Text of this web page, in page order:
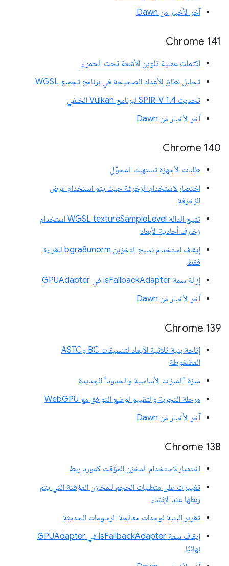
آخر الأخبار من Dawn
‫Chrome 141
اكتملت عملية تلوين الأشعة تحت الحمراء
تحليل نطاق الأعداد الصحيحة في برنامج تجميع WGSL
تحديث SPIR-V 1.4 لبرنامج Vulkan الخلفي
آخر الأخبار من Dawn
Chrome 140
طلبات الأجهزة تستهلك المحوّل
اختصار لاستخدام الزخرفة حيث يتم استخدام عرض
الزخرفة
تتيح الدالة WGSL textureSampleLevel استخدام
زخارف أحادية الأبعاد
إيقاف استخدام نسيج التخزين bgra8unorm للقراءة
فقط
إزالة سمة isFallbackAdapter في GPUAdapter
آخر الأخبار من Dawn
‫Chrome 139
إتاحة بنية ثلاثية الأبعاد لتنسيقات BC وASTC
المضغوطة
ميزة "الميزات الأساسية والحدود" الجديدة
مرحلة التجربة والتقييم لوضع التوافق مع WebGPU
آخر الأخبار من Dawn
‫Chrome 138
اختصار لاستخدام المخزن المؤقت كمورد ربط
تغييرات على متطلبات الحجم للمخازن المؤقتة التي يتم
ربطها عند الإنشاء
تقرير البنية لوحدات معالجة الرسومات الحديثة
إيقاف سمة isFallbackAdapter في GPUAdapter
نهائيًا